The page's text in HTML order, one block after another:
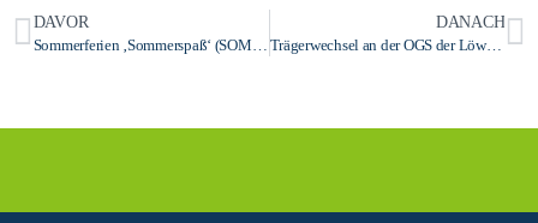
DAVOR
Sommerferien ‚Sommerspaß‘ (SOMS) im Haus der Jugend – AUSGEBUCHT! –
DANACH
Trägerwechsel an der OGS der Löwenburgschule Rhöndorf: Stadtjugendring übernimmt zum neuen Schuljahr